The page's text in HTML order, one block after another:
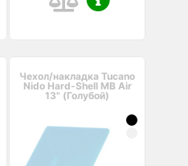
Чехол/накладка Tucano
Nido Hard-Shell MB Air
13" (Голубой)